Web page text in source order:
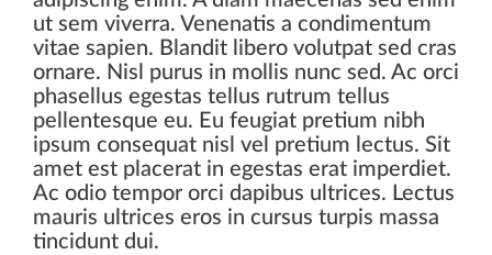
ut sem viverra. Venenatis a condimentum
vitae sapien. Blandit libero volutpat sed cras
ornare. Nisl purus in mollis nunc sed. Ac orci
phasellus egestas tellus rutrum tellus
pellentesque eu. Eu feugiat pretium nibh
ipsum consequat nisl vel pretium lectus. Sit
amet est placerat in egestas erat imperdiet.
Ac odio tempor orci dapibus ultrices. Lectus
mauris ultrices eros in cursus turpis massa
tincidunt dui.